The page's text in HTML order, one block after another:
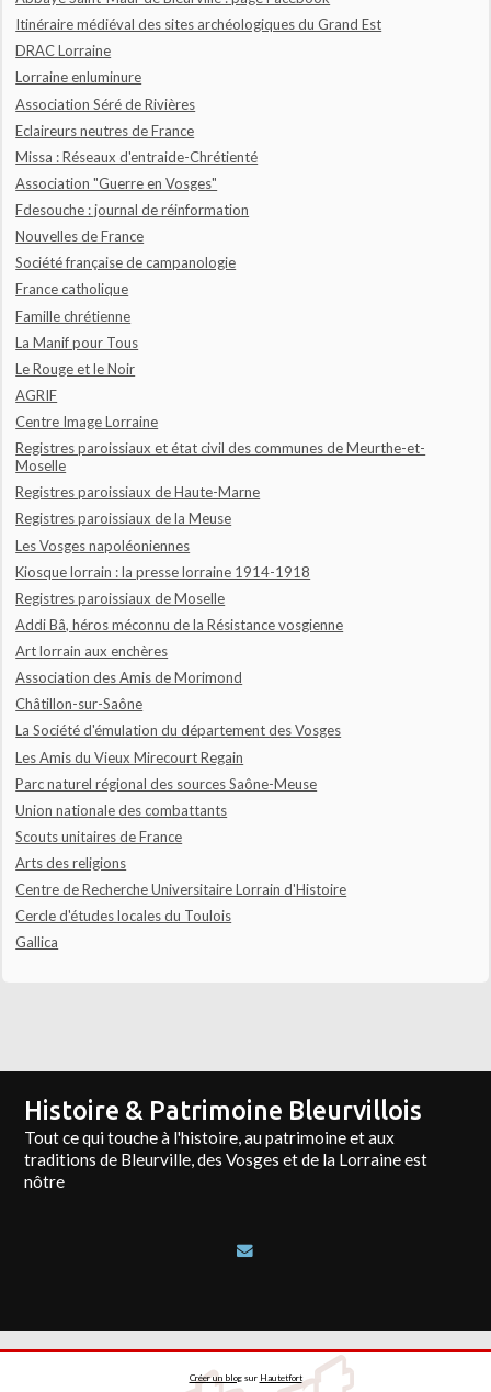
Itinéraire médiéval des sites archéologiques du Grand Est
DRAC Lorraine
Lorraine enluminure
Association Séré de Rivières
Eclaireurs neutres de France
Missa : Réseaux d'entraide-Chrétienté
Association "Guerre en Vosges"
Fdesouche : journal de réinformation
Nouvelles de France
Société française de campanologie
France catholique
Famille chrétienne
La Manif pour Tous
Le Rouge et le Noir
AGRIF
Centre Image Lorraine
Registres paroissiaux et état civil des communes de Meurthe-et-
Moselle
Registres paroissiaux de Haute-Marne
Registres paroissiaux de la Meuse
Les Vosges napoléoniennes
Kiosque lorrain : la presse lorraine 1914-1918
Registres paroissiaux de Moselle
Addi Bâ, héros méconnu de la Résistance vosgienne
Art lorrain aux enchères
Association des Amis de Morimond
Châtillon-sur-Saône
La Société d'émulation du département des Vosges
Les Amis du Vieux Mirecourt Regain
Parc naturel régional des sources Saône-Meuse
Union nationale des combattants
Scouts unitaires de France
Arts des religions
Centre de Recherche Universitaire Lorrain d'Histoire
Cercle d'études locales du Toulois
Gallica
Histoire & Patrimoine Bleurvillois
Tout ce qui touche à l'histoire, au patrimoine et aux
traditions de Bleurville, des Vosges et de la Lorraine est
nôtre
Créer un blogsur Hautetfort